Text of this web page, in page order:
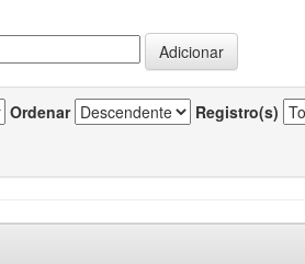
Ordenar Registro(s)